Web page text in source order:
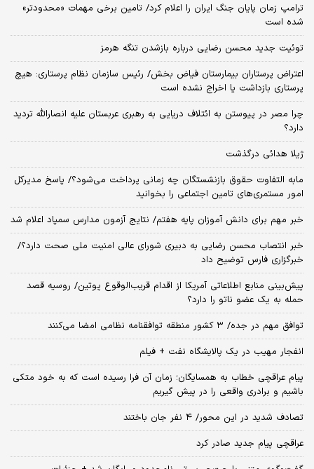
ترامپ زمان پایان جنگ ایران را اعلام کرد/ تامین برخی مهمات «محدودتر»
شده است
توئیت جدید محسن رضایی درباره بازشدن تنگه هرمز
اعتراض پرستاران بیمارستان فیاض بخش/ رئیس سازمان نظام پرستاری: هیچ
پرستاری بازداشت یا اخراج نشده است
چرا مصر در پیوستن به ائتلاف دریایی به رهبری عربستان علیه انصارالله تردید
دارد؟
ژیلا هدائی درگذشت
مابه التفاوت حقوق بازنشستگان چه زمانی پرداخت می‌شود؟/ پاسخ مدیرکل
امور مستمری‌های تامین اجتماعی را بخوانید
خبر مهم برای دانش آموزان پایه هفتم/ نتایج آزمون مدارس سمپاد اعلام شد
خبر انتصاب محسن رضایی به دبیری شورای عالی امنیت ملی صحت دارد؟/
خبرگزاری فارس توضیح داد
پیش‌بینی منابع اطلاعاتی آمریکا از اقدام قریب‌الوقوع پوتین/ روسیه قصد
حمله به یک عضو ناتو را دارد؟
توافق مهم در جده/ ۳ کشور منطقه توافقنامه نظامی امضا می‌کنند
انفجار مهیب در یک پالایشگاه نفت + فیلم
پیام عراقچی خطاب به همسایگان؛ زمان آن فرا رسیده است که به خود متکی
باشیم و برادری واقعی را در پیش گیریم
تصادف شدید در این محور/ ۴ نفر جان باختند
عراقچی پیام جدید صادر کرد